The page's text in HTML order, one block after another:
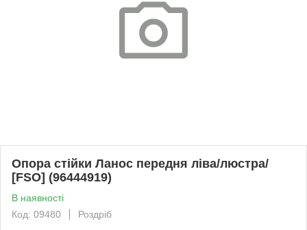
Опора стійки Ланос передня ліва/люстра/
[FSO] (96444919)
В наявності
Код: 09480
Роздріб